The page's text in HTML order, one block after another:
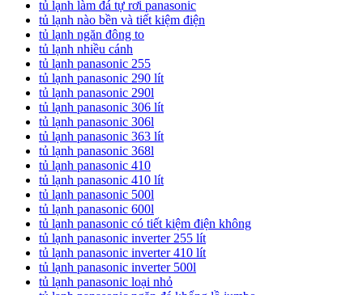
tủ lạnh làm đá tự rơi panasonic
tủ lạnh nào bền và tiết kiệm điện
tủ lạnh ngăn đông to
tủ lạnh nhiều cánh
tủ lạnh panasonic 255
tủ lạnh panasonic 290 lít
tủ lạnh panasonic 290l
tủ lạnh panasonic 306 lít
tủ lạnh panasonic 306l
tủ lạnh panasonic 363 lít
tủ lạnh panasonic 368l
tủ lạnh panasonic 410
tủ lạnh panasonic 410 lít
tủ lạnh panasonic 500l
tủ lạnh panasonic 600l
tủ lạnh panasonic có tiết kiệm điện không
tủ lạnh panasonic inverter 255 lít
tủ lạnh panasonic inverter 410 lít
tủ lạnh panasonic inverter 500l
tủ lạnh panasonic loại nhỏ